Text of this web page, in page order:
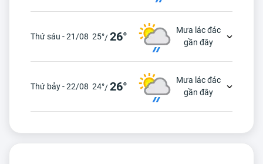
Thứ sáu - 21/08 25°/26°
Mưa lác đác
gần đây
Thứ bảy - 22/08 24°/26°
Mưa lác đác
gần đây